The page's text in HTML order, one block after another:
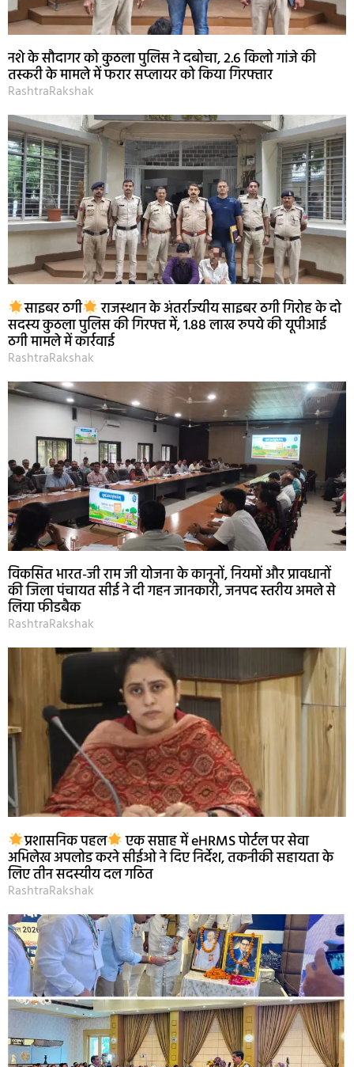
नशे के सौदागर को कुठला पुलिस ने दबोचा, 2.6 किलो गांजे की
तस्करी के मामले में फरार सप्लायर को किया गिरफ्तार
RashtraRakshak
साइबर ठगी राजस्थान के अंतर्राज्यीय साइबर ठगी गिरोह के दो
सदस्य कुठला पुलिस की गिरफ्त में, 1.88 लाख रुपये की यूपीआई
ठगी मामले में कार्रवाई
RashtraRakshak
विकसित भारत-जी राम जी योजना के कानूनों, नियमों और प्रावधानों
की जिला पंचायत सीई ने दी गहन जानकारी, जनपद स्तरीय अमले से
लिया फीडबैक
RashtraRakshak
प्रशासनिक पहल एक सप्ताह में eHRMS पोर्टल पर सेवा
अभिलेख अपलोड करने सीईओ ने दिए निर्देश, तकनीकी सहायता के
लिए तीन सदस्यीय दल गठित
RashtraRakshak